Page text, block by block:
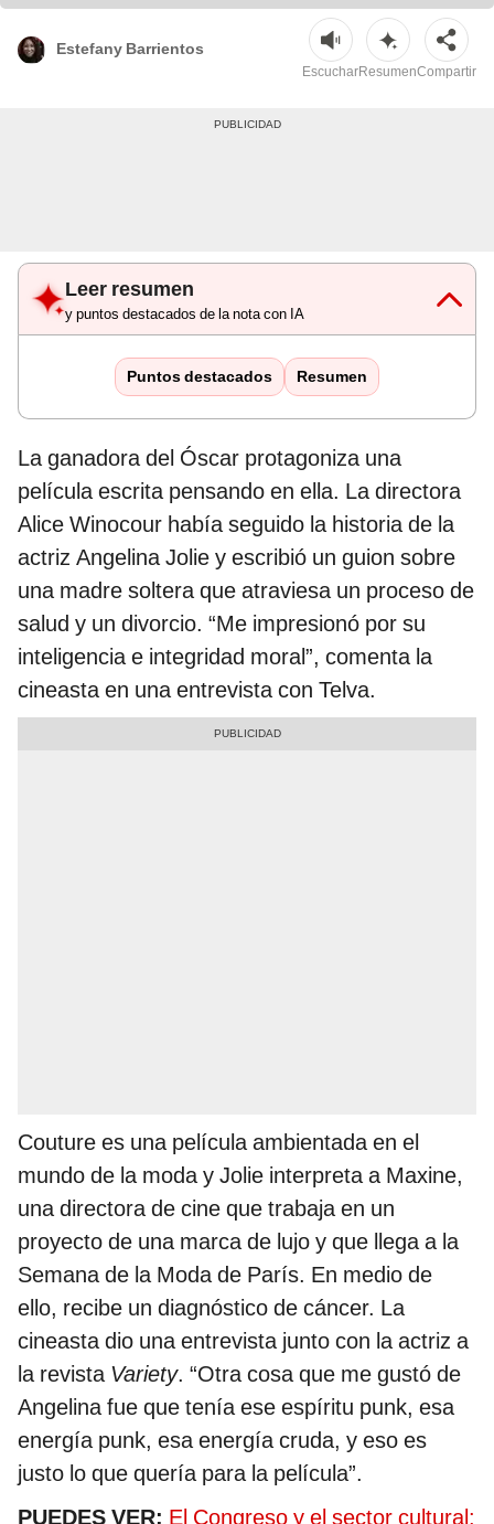
Estefany Barrientos
EscucharResumenCompartir
Leer resumen
y puntos destacados de la nota con IA
Puntos destacados Resumen
La ganadora del Óscar protagoniza una
película escrita pensando en ella. La directora
Alice Winocour había seguido la historia de la
actriz Angelina Jolie y escribió un guion sobre
una madre soltera que atraviesa un proceso de
salud y un divorcio. “Me impresionó por su
inteligencia e integridad moral”, comenta la
cineasta en una entrevista con Telva.
Couture es una película ambientada en el
mundo de la moda y Jolie interpreta a Maxine,
una directora de cine que trabaja en un
proyecto de una marca de lujo y que llega a la
Semana de la Moda de París. En medio de
ello, recibe un diagnóstico de cáncer. La
cineasta dio una entrevista junto con la actriz a
la revista Variety. “Otra cosa que me gustó de
Angelina fue que tenía ese espíritu punk, esa
energía punk, esa energía cruda, y eso es
justo lo que quería para la película”.
PUEDES VER: El Congreso y el sector cultural: